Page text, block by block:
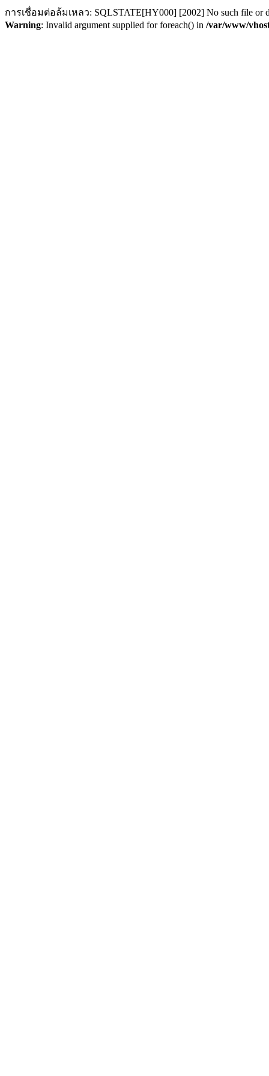
การเชื่อมต่อล้มเหลว: SQLSTATE[HY000] [2002] No such file or
Warning: Invalid argument supplied for foreach() in /var/www/